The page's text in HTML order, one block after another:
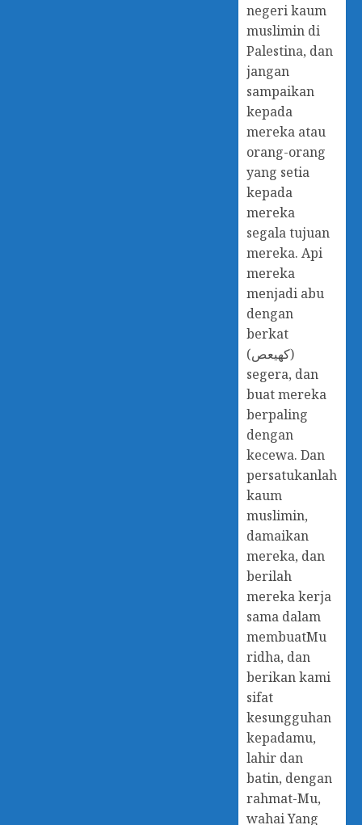
negeri kaum
muslimin di
Palestina, dan
jangan
sampaikan
kepada
mereka atau
orang-orang
yang setia
kepada
mereka
segala tujuan
mereka. Api
mereka
menjadi abu
dengan
berkat
(كهيعص)
segera, dan
buat mereka
berpaling
dengan
kecewa. Dan
persatukanlah
kaum
muslimin,
damaikan
mereka, dan
berilah
mereka kerja
sama dalam
membuatMu
ridha, dan
berikan kami
sifat
kesungguhan
kepadamu,
lahir dan
batin, dengan
rahmat-Mu,
wahai Yang